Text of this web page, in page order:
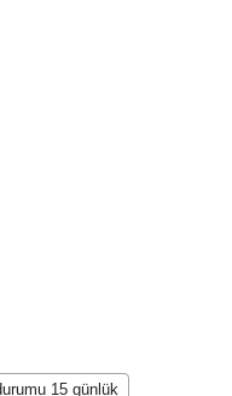
15 günlük